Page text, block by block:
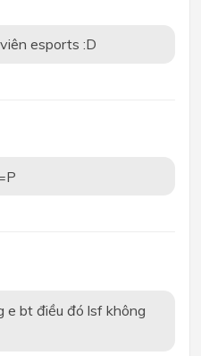
esports :D
e bt điều đó lsf không